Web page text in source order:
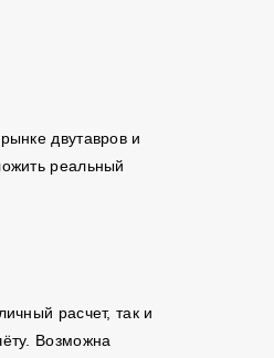
двутавров и
реальный
расчет, так и
Возможна